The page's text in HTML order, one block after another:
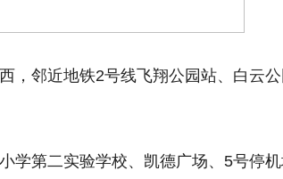
，邻近地铁2号线飞翔公园站、白云公
学第二实验学校、凯德广场、5号停